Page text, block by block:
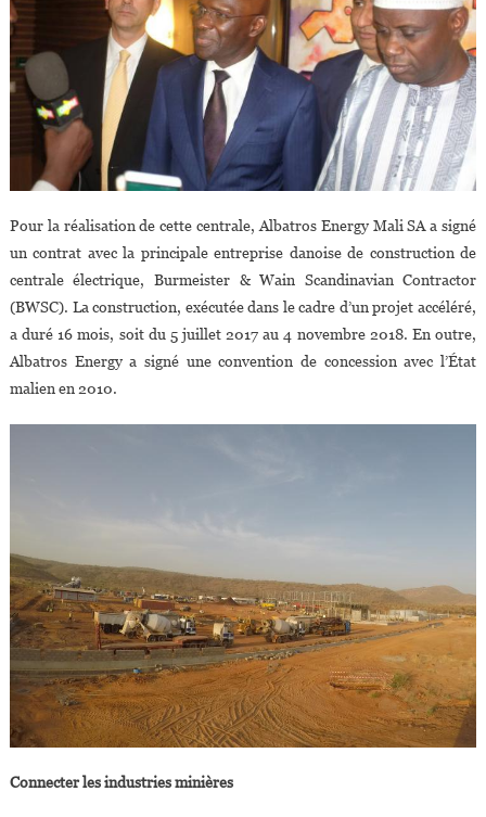
Pour la réalisation de cette centrale, Albatros Energy Mali SA a signé
un contrat avec la principale entreprise danoise de construction de
centrale électrique, Burmeister & Wain Scandinavian Contractor
(BWSC). La construction, exécutée dans le cadre d’un projet accéléré,
a duré 16 mois, soit du 5 juillet 2017 au 4 novembre 2018. En outre,
Albatros Energy a signé une convention de concession avec l’État
malien en 2010.
Connecter les industries minières